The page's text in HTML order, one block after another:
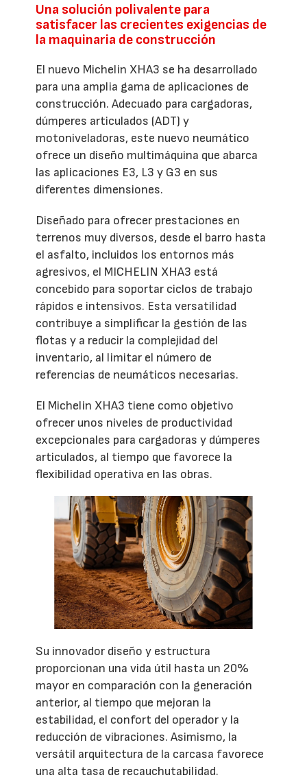
Una solución polivalente para
satisfacer las crecientes exigencias de
la maquinaria de construcción
El nuevo Michelin XHA3 se ha desarrollado
para una amplia gama de aplicaciones de
construcción. Adecuado para cargadoras,
dúmperes articulados (ADT) y
motoniveladoras, este nuevo neumático
ofrece un diseño multimáquina que abarca
las aplicaciones E3, L3 y G3 en sus
diferentes dimensiones.
Diseñado para ofrecer prestaciones en
terrenos muy diversos, desde el barro hasta
el asfalto, incluidos los entornos más
agresivos, el MICHELIN XHA3 está
concebido para soportar ciclos de trabajo
rápidos e intensivos. Esta versatilidad
contribuye a simplificar la gestión de las
flotas y a reducir la complejidad del
inventario, al limitar el número de
referencias de neumáticos necesarias.
El Michelin XHA3 tiene como objetivo
ofrecer unos niveles de productividad
excepcionales para cargadoras y dúmperes
articulados, al tiempo que favorece la
flexibilidad operativa en las obras.
Su innovador diseño y estructura
proporcionan una vida útil hasta un 20%
mayor en comparación con la generación
anterior, al tiempo que mejoran la
estabilidad, el confort del operador y la
reducción de vibraciones. Asimismo, la
versátil arquitectura de la carcasa favorece
una alta tasa de recauchutabilidad.